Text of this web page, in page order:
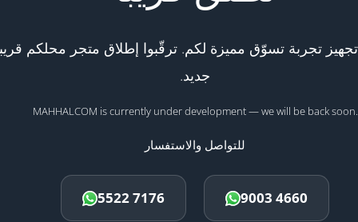
تجربة تسوّق مميزة لكم. ترقّبوا إطلاق متجر محلكم
جديد.
MAHHALCOM is currently under development — we will be back soon.
للتواصل والاستفسار
5522 7176 9003 4660